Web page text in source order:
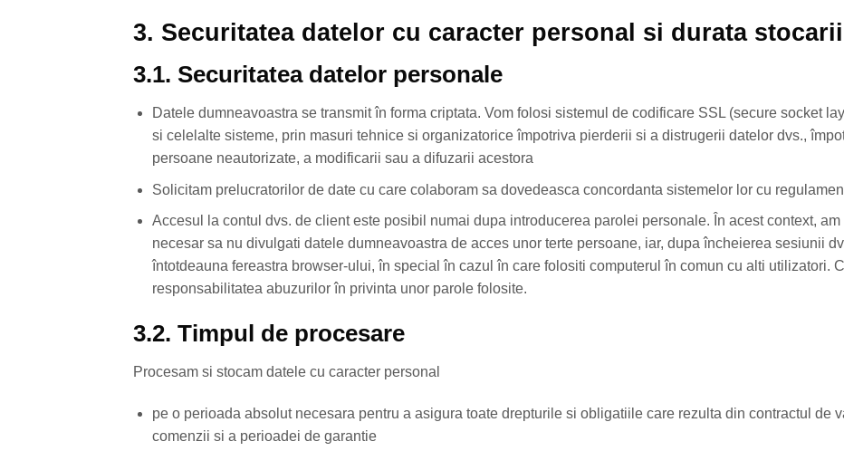
3. Securitatea datelor cu caracter personal si durata
3.1. Securitatea datelor personale
Datele dumneavoastra se transmit în forma criptata. Vom folosi sistemul de codificare SSL (secure socket
si celelalte sisteme, prin masuri tehnice si organizatorice împotriva pierderii si a distrugerii datelor dvs.,
persoane neautorizate, a modificarii sau a difuzarii acestora
Solicitam prelucratorilor de date cu care colaboram sa dovedeasca concordanta sistemelor lor cu
Accesul la contul dvs. de client este posibil numai dupa introducerea parolei personale. În acest context,
necesar sa nu divulgati datele dumneavoastra de acces unor terte persoane, iar, dupa încheierea sesiunii
întotdeauna fereastra browser-ului, în special în cazul în care folositi computerul în comun cu alti utilizatori.
responsabilitatea abuzurilor în privinta unor parole folosite.
3.2. Timpul de procesare
Procesam si stocam datele cu caracter personal
pe o perioada absolut necesara pentru a asigura toate drepturile si obligatiile care rezulta din contractul de
comenzii si a perioadei de garantie